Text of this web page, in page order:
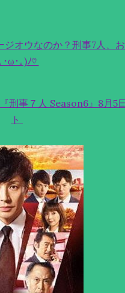
オウなのか？刑事7人、
･ω･｡)ﾉ♡
刑事７人 Season6』8月5
ト